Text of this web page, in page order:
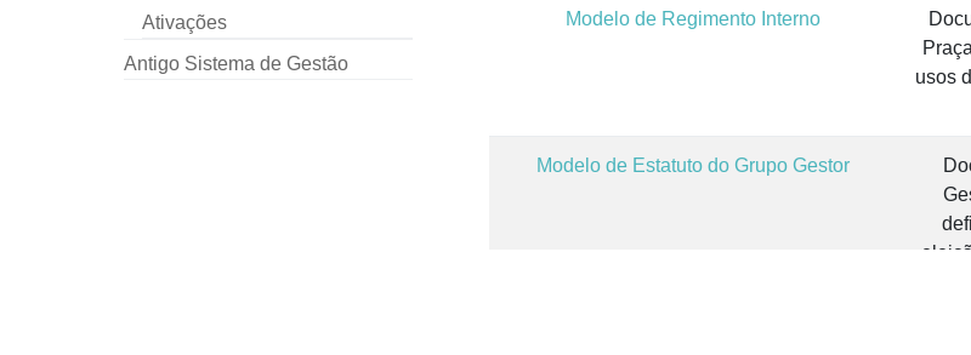
Ativações
Antigo Sistema de Gestão
Modelo de Regimento Interno
usos
Modelo de Estatuto do Grupo Gestor